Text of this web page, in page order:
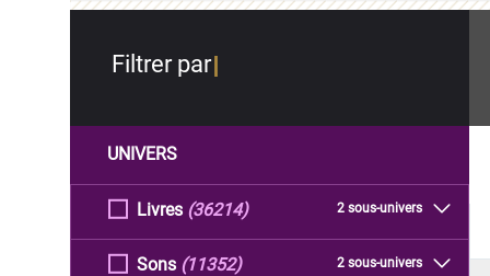
Filtrer par
UNIVERS
Livres 2 sous-univers
(36214)
Sons 2 sous-univers
(11352)